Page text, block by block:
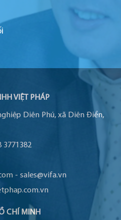
VIỆT PHÁP
Diên Phú, xã Diên Điền,
3771382
- sales@vifa.vn
CHÍ MINH